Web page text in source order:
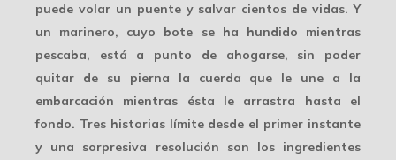
puede volar un puente y salvar cientos de vidas. Y
un marinero, cuyo bote se ha hundido mientras
pescaba, está a punto de ahogarse, sin poder
quitar de su pierna la cuerda que le une a la
embarcación mientras ésta le arrastra hasta el
fondo. Tres historias límite desde el primer instante
y una sorpresiva resolución son los ingredientes